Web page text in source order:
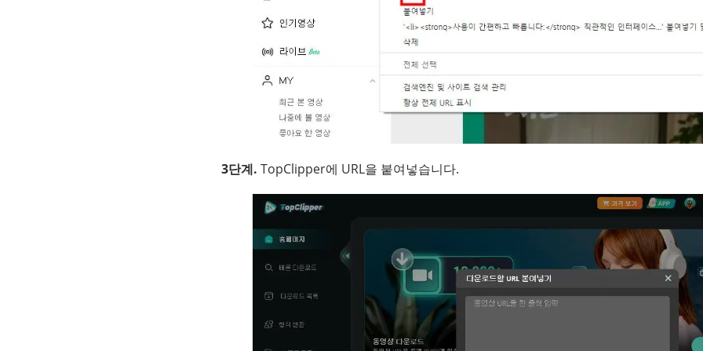
3단계. TopClipper에 URL을 붙여넣습니다.